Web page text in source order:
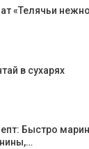
«Телячьи
в сухарях
Быстро